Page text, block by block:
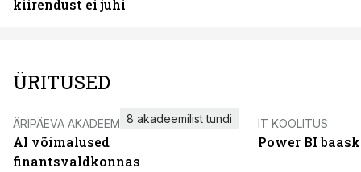
kiirendust ei juhi
ÜRITUSED
ÄRIPÄEVA AKADEEMIA
AI võimalused
finantsvaldkonnas
8 akadeemilist tundi IT KOOLITUS
Power BI